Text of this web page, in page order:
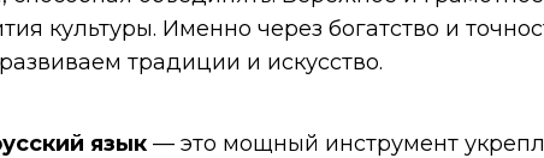
культуры. Именно через богатство и
традиции и искусство.
язык — это мощный инструмент